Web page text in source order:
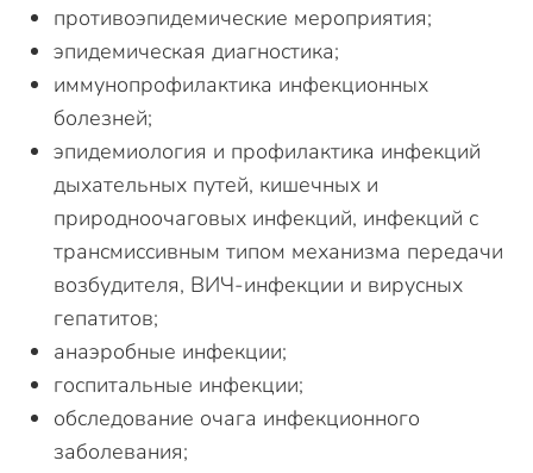
противоэпидемические мероприятия;
эпидемическая диагностика;
иммунопрофилактика инфекционных
болезней;
эпидемиология и профилактика инфекций
дыхательных путей, кишечных и
природноочаговых инфекций, инфекций с
трансмиссивным типом механизма передачи
возбудителя, ВИЧ-инфекции и вирусных
гепатитов;
анаэробные инфекции;
госпитальные инфекции;
обследование очага инфекционного
заболевания;